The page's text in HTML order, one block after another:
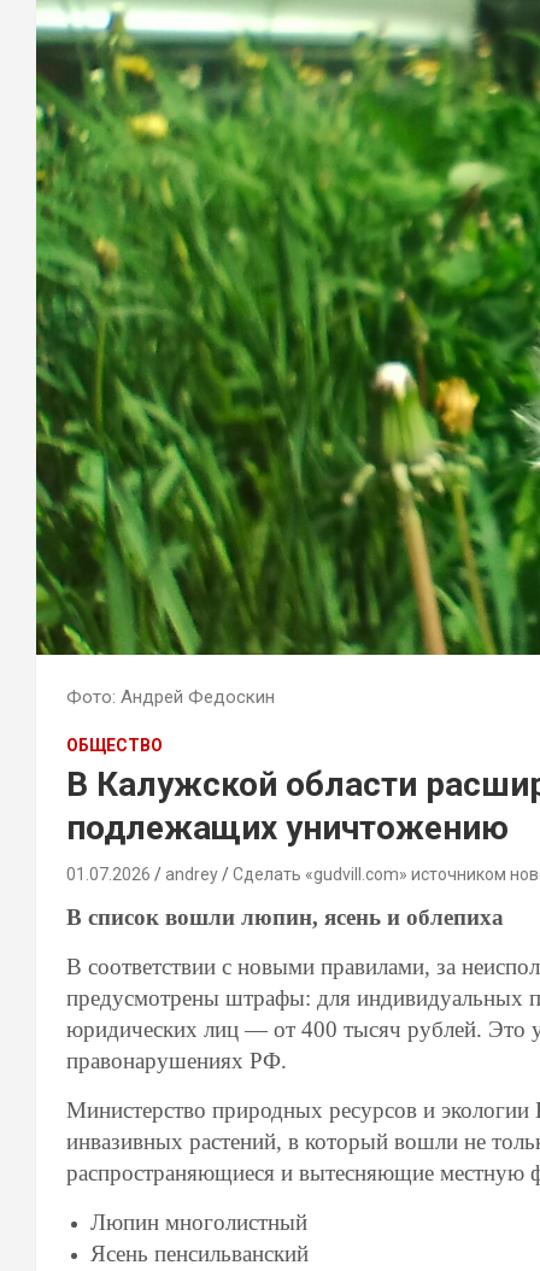
Фото: Андрей Федоскин
ОБЩЕСТВО
В Калужской области
подлежащих уничтожению
01.07.2026 andrey Сделать «gudvill.com» источником
В список вошли люпин, ясень и облепиха
В соответствии с новыми правилами, за
предусмотрены штрафы: для индивидуальных
юридических лиц — от 400 тысяч рублей. Это
правонарушениях РФ.
Министерство природных ресурсов и
инвазивных растений, в который вошли не
распространяющиеся и вытесняющие местную
Люпин многолистный
Ясень пенсильванский